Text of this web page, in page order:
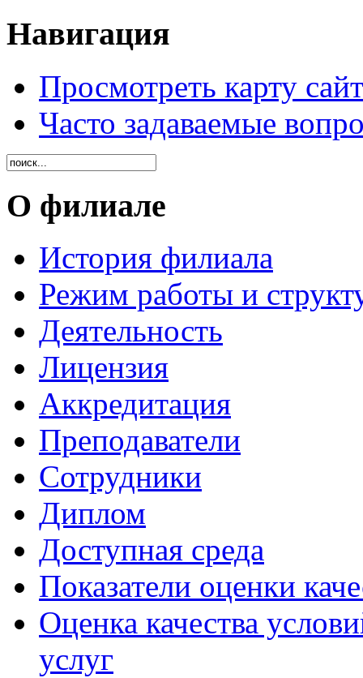
Навигация
Просмотреть карту
Часто задаваемые
О филиале
История филиала
Режим работы и
Деятельность
Лицензия
Аккредитация
Преподаватели
Сотрудники
Диплом
Доступная среда
Показатели оценки
Оценка качества
услуг